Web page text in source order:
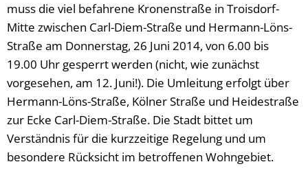
muss die viel befahrene Kronenstraße in Troisdorf-
Mitte zwischen Carl-Diem-Straße und Hermann-Löns-
Straße am Donnerstag, 26 Juni 2014, von 6.00 bis
19.00 Uhr gesperrt werden (nicht, wie zunächst
vorgesehen, am 12. Juni!). Die Umleitung erfolgt über
Hermann-Löns-Straße, Kölner Straße und Heidestraße
zur Ecke Carl-Diem-Straße. Die Stadt bittet um
Verständnis für die kurzzeitige Regelung und um
besondere Rücksicht im betroffenen Wohngebiet.